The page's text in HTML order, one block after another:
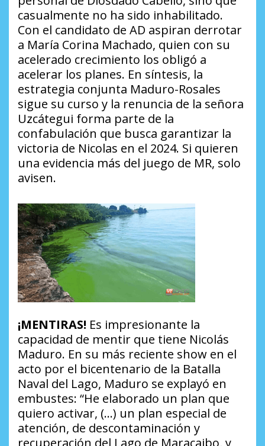
casualmente no ha sido inhabilitado.
Con el candidato de AD aspiran derrotar
a María Corina Machado, quien con su
acelerado crecimiento los obligó a
acelerar los planes. En síntesis, la
estrategia conjunta Maduro-Rosales
sigue su curso y la renuncia de la señora
Uzcátegui forma parte de la
confabulación que busca garantizar la
victoria de Nicolas en el 2024. Si quieren
una evidencia más del juego de MR, solo
avisen.
¡MENTIRAS! Es impresionante la
capacidad de mentir que tiene Nicolás
Maduro. En su más reciente show en el
acto por el bicentenario de la Batalla
Naval del Lago, Maduro se explayó en
embustes: “He elaborado un plan que
quiero activar, (…) un plan especial de
atención, de descontaminación y